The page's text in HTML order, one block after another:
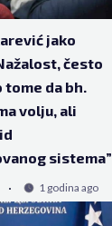
jako
često
da bh.
volju, ali
sistema”
1 godina ago